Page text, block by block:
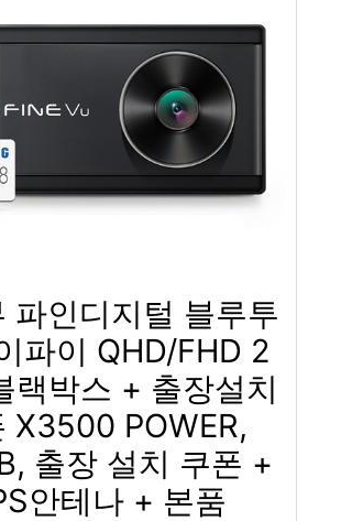
파인디지털 블루투
파이 QHD/FHD 2
랙박스 + 출장설치
X3500 POWER,
출장 설치 쿠폰 +
안테나 + 본품